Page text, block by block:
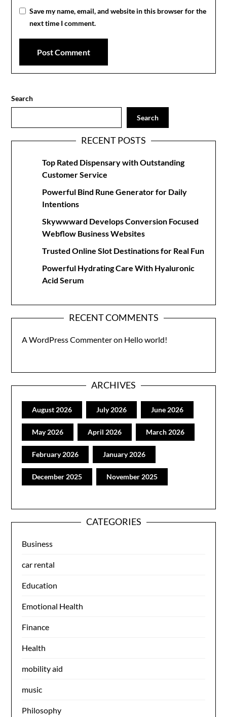
Save my name, email, and website in this browser for the
next time I comment.
Search
Search
RECENT POSTS
Top Rated Dispensary with Outstanding
Customer Service
Powerful Bind Rune Generator for Daily
Intentions
Skywwward Develops Conversion Focused
Webflow Business Websites
Trusted Online Slot Destinations for Real Fun
Powerful Hydrating Care With Hyaluronic
Acid Serum
RECENT COMMENTS
A WordPress Commenteron Hello world!
ARCHIVES
August 2026 July 2026 June 2026
May 2026 April 2026 March 2026
February 2026 January 2026
December 2025 November 2025
CATEGORIES
Business
car rental
Education
Emotional Health
Finance
Health
mobility aid
music
Philosophy